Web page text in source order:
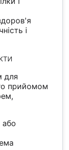
і
для
прийомом
або